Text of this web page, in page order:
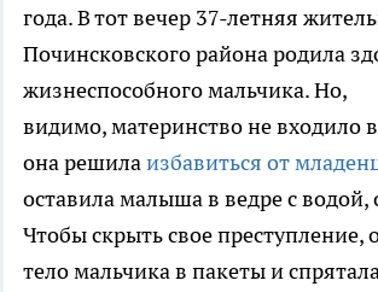
года. В тот вечер 37-летняя
Починсковского района родила
жизнеспособного мальчика. Но,
видимо, материнство не входило
она решилаизбавиться от
оставила малыша в ведре с водой,
Чтобы скрыть свое преступление,
тело мальчика в пакеты и